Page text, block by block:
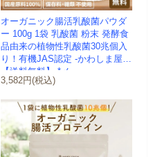
オーガニック腸活乳酸菌パウダ
ー 100g 1袋 乳酸菌 粉末 発酵食
品由来の植物性乳酸菌30兆個入
り！有機JAS認定 -かわしま屋-
【送料無料】 *メ...
3,582円(税込)